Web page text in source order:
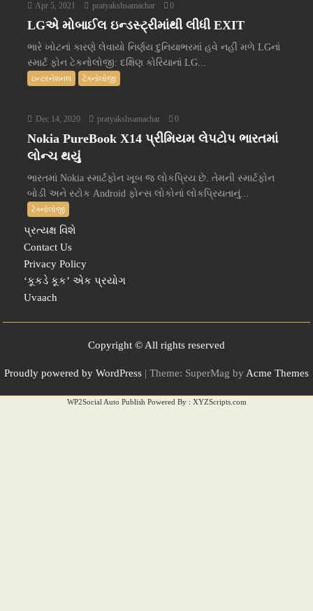
Apr 5, 2021 pratyakshsamachar 0
LGએ મોબાઈલ ઇન્ડસ્ટ્રીમાંથી લીધી EXIT
ભારે ખોટનાં કારણે લેવાયો નિર્ણય દુનિયાભરમાં હવે નહીં મળે LGનાં
સ્માર્ટ ફોન ટેકનોલોજી: દક્ષિણ કોરિયાનાં LG...
ઇન્ટરનેશનલ ટેક્નોલોજી
Dec 14, 2020 pratyakshsamachar 0
Nokia PureBook X14 પ્રીમિયમ લેપટોપ ભારતમાં
લોન્ચ થયું
ભારતમાં Nokia સ્માર્ટફોન ખૂબ જ લોકપ્રિય છે. તેમની સ્માર્ટફોન
બોડી અને સ્ટોક Android ફોન્સ લોકોનાં લોકપ્રિયતાનું...
ટેક્નોલોજી
પ્રત્યક્ષ વિશે
Contact Us
Privacy Policy
‘કૂકડે કૂક’ એક પ્રયોગ
Uvaach
Copyright © All rights reserved
Proudly powered by WordPress | Theme: SuperMag by Acme Themes
WP2Social Auto Publish Powered By : XYZScripts.com